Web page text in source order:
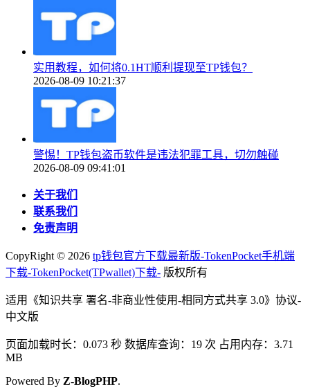
实用教程，如何将0.1HT顺利提现至TP钱包？
2026-08-09 10:21:37
警惕！TP钱包盗币软件是违法犯罪工具，切勿触碰
2026-08-09 09:41:01
关于我们
联系我们
免责声明
CopyRight © 2026 tp钱包官方下载最新版-TokenPocket手机端
下载-TokenPocket(TPwallet)下载- 版权所有
适用《知识共享 署名-非商业性使用-相同方式共享 3.0》协议-
中文版
页面加载时长：0.073 秒 数据库查询：19 次 占用内存：3.71
MB
Powered By Z-BlogPHP.